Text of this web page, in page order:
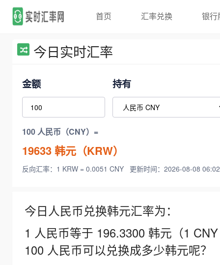
首页 汇率兑换 银行
今日实时汇率
金额 持有
100 人民币（CNY）=
19633韩元（KRW）
反向汇率：1 KRW = 0.0051 CNY 更新时间：2026-08-08
今日人民币兑换韩元汇率为：
1 人民币等于 196.3300 韩元（1
100 人民币可以兑换成多少韩元呢？